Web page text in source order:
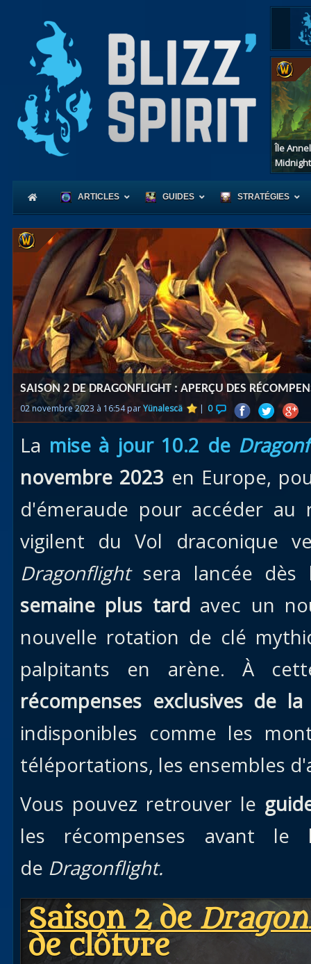
Île
Midnight
ARTICLES GUIDES
Coeur
Races
alliées
des îles
le vol
Uldum
Val
STRATÉGIES
SAISON 2 DE DRAGONFLIGHT : APERÇU DES
02 novembre 2023 à 16:54 parYünalescä | 0
La mise à jour 10.2 de
novembre 2023 en Europe,
d'émeraude pour accéder
vigilent du Vol draconique
Dragonflightsera lancée dès
semaine plus tard avec un
nouvelle rotation de clé
palpitants en arène. À
récompenses exclusives de la
indisponibles comme les
téléportations, les ensembles
Vous pouvez retrouver le
les récompenses avant
de Dragonflight.
Saison 2 de
de clôture